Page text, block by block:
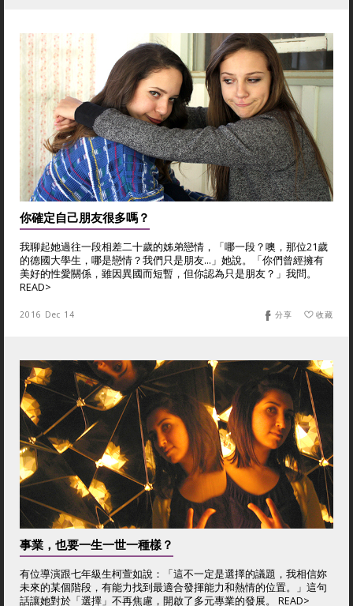
你確定自己朋友很多嗎？
我聊起她過往一段相差二十歲的姊弟戀情，「哪一段？噢，那位21歲
的德國大學生，哪是戀情？我們只是朋友…」她說。「你們曾經擁有
美好的性愛關係，雖因異國而短暫，但你認為只是朋友？」我問。
READ>
2016 Dec 14 收藏
分享
事業，也要一生一世一種樣？
有位導演跟七年級生柯萱如說：「這不一定是選擇的議題，我相信妳
未來的某個階段，有能力找到最適合發揮能力和熱情的位置。」這句
話讓她對於「選擇」不再焦慮，開啟了多元專業的發展。 READ>